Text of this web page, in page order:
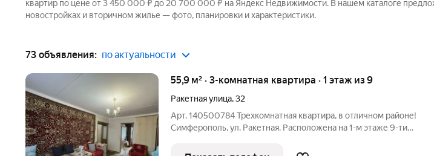
квартир по цене от 3 450 000 ₽ до 20 700 000 ₽ на Яндекс Недвижимости. В нашем каталоге
новостройках и вторичном жилье — фото, планировки и характеристики.
73 объявления: по актуальности
55,9 м² · 3-комнатная квартира · 1 этаж из 9
Ракетная улица,32
Арт. 140500784 Трехкомнатная квартира, в отличном районе!
Симферополь, ул. Ракетная. Расположена на 1-м этаже 9-ти
лоджии), кухня 7.4 кв.м. Три изолированные комнаты (10,3 + 17.7 +